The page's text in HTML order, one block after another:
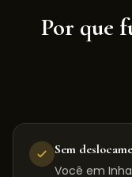
Por que
Sem
Você em